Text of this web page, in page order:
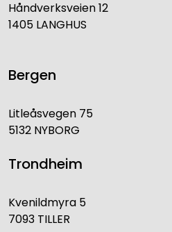
Håndverksveien 12
1405 LANGHUS
Bergen
Litleåsvegen 75
5132 NYBORG
Trondheim
Kvenildmyra 5
7093 TILLER